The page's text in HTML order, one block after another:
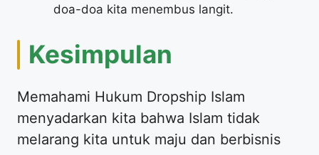
doa-doa kita menembus langit.
Kesimpulan
Memahami Hukum Dropship Islam
menyadarkan kita bahwa Islam tidak
melarang kita untuk maju dan berbisnis